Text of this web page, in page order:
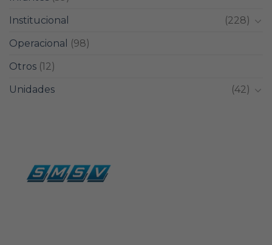
Institucional
(228)
Operacional
(98)
Otros (12)
Unidades
(42)